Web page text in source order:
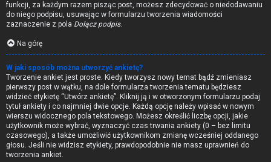
funkcji, za każdym razem pisząc post, możesz zdecydować o niedodawaniu
do niego podpisu, usuwając w formularzu tworzenia wiadomości
zaznaczenie z pola Dołącz podpis.
Na górę
W jaki sposób można utworzyć ankietę?
Tworzenie ankiet jest proste. Kiedy tworzysz nowy temat bądź zmieniasz
pierwszy post w wątku, na dole formularza tworzenia tematu będziesz
widzieć etykietę “Utwórz ankietę”. Kliknij ją i w otworzonym formularzu podaj
tytuł ankiety i co najmniej dwie opcje. Każdą opcję należy wpisać w nowym
wierszu widocznego pola tekstowego. Możesz określić liczbę opcji, jakie
użytkownik może wybrać, wyznaczyć czas trwania ankiety (0 – bez limitu
czasowego), a także umożliwić użytkownikom zmianę wcześniej oddanego
głosu. Jeśli nie widzisz etykiety, prawdopodobnie nie masz uprawnień do
tworzenia ankiet.